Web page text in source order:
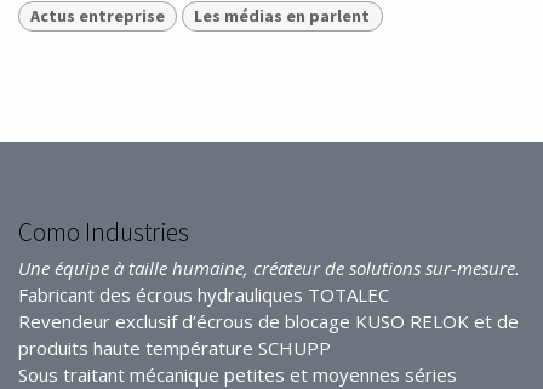
Actus entreprise Les médias en parlent
Como Industries
Une équipe à taille humaine, créateur de solutions sur-mesure.
Fabricant des écrous hydrauliques TOTALEC
Revendeur exclusif d’écrous de blocage KUSO RELOK et de
produits haute température SCHUPP
Sous traitant mécanique petites et moyennes séries